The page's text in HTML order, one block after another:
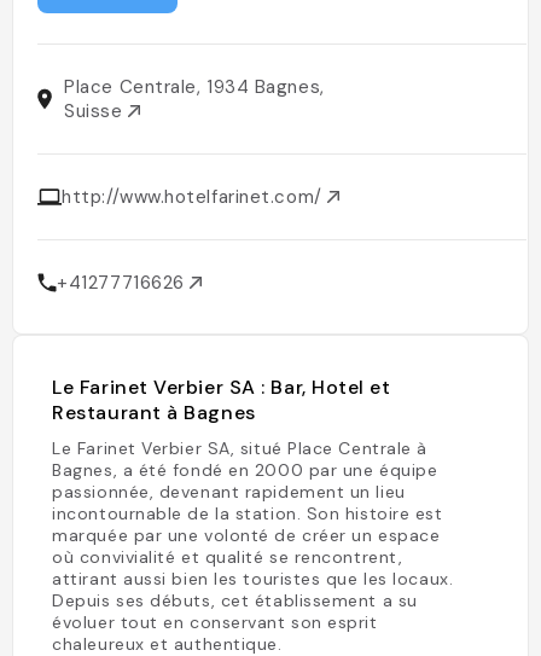
Place Centrale, 1934 Bagnes,
Suisse
http://www.hotelfarinet.com/
+41277716626
Le Farinet Verbier SA : Bar, Hotel et
Restaurant à Bagnes
Le Farinet Verbier SA, situé Place Centrale à
Bagnes, a été fondé en 2000 par une équipe
passionnée, devenant rapidement un lieu
incontournable de la station. Son histoire est
marquée par une volonté de créer un espace
où convivialité et qualité se rencontrent,
attirant aussi bien les touristes que les locaux.
Depuis ses débuts, cet établissement a su
évoluer tout en conservant son esprit
chaleureux et authentique.